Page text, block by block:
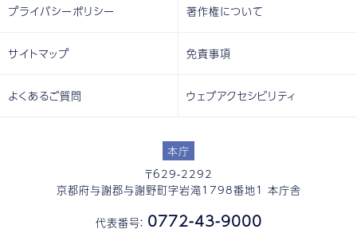
本庁
〒629-2292
京都府与謝郡与謝野町字岩滝1798番地1 本庁舎
代表番号： 0772-43-9000
プライバシーポリシー 著作権について
サイトマップ 免責事項
よくあるご質問 ウェブアクセシビリティ